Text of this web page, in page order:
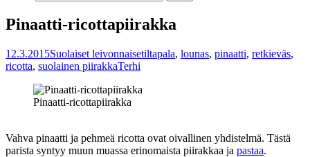
Pinaatti-ricottapiirakka
12.3.2015Suolaiset leivonnaisetiltapala, lounas, pinaatti, retkieväs,
ricotta, suolainen piirakkaTerhi
Pinaatti-ricottapiirakka
Vahva pinaatti ja pehmeä ricotta ovat oivallinen yhdistelmä. Tästä
parista syntyy muun muassa erinomaista piirakkaa ja pastaa.